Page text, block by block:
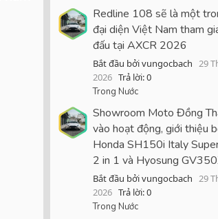
Redline 108 sẽ là một
đại diện Việt Nam tham
đấu tại AXCR 2026
Bắt đầu bởi vungocbach 29
2026 Trả lời: 0
Trong Nước
Showroom Moto Đồng
vào hoạt động, giới thiệu
Honda SH150i Italy
2 in 1 và Hyosung
Bắt đầu bởi vungocbach 29
2026 Trả lời: 0
Trong Nước